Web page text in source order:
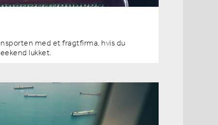
med et fragtfirma, hvis du
lukket.